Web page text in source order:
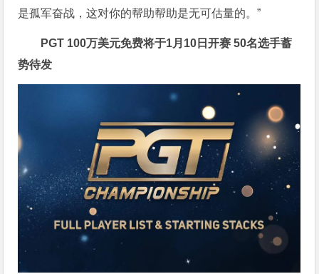
是孤军奋战，这对你的帮助帮助是无可估量的。”
PGT 100万美元免费将于1月10日开赛 50名选手蓄
势待发